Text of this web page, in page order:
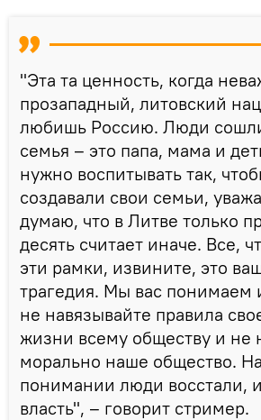
"Эта та ценность, когда
прозападный, литовский
любишь Россию. Люди
семья – это папа, мама и
нужно воспитывать так,
создавали свои семьи,
думаю, что в Литве только
десять считает иначе. Все,
эти рамки, извините, это
трагедия. Мы вас понимаем
не навязывайте правила
жизни всему обществу и не
морально наше общество.
понимании люди восстали,
власть", – говорит стример.